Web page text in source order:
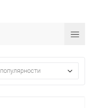
популярности